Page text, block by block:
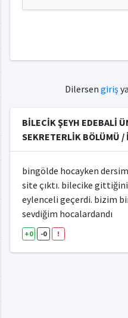
Dilersen giriş
BİLECİK ŞEYH EDEBALİ
SEKRETERLİK BÖLÜMÜ /
bingölde hocayken
site çıktı. bilecike
eylenceli geçerdi. bizim
sevdiğim hocalardandı
+0 -0 !